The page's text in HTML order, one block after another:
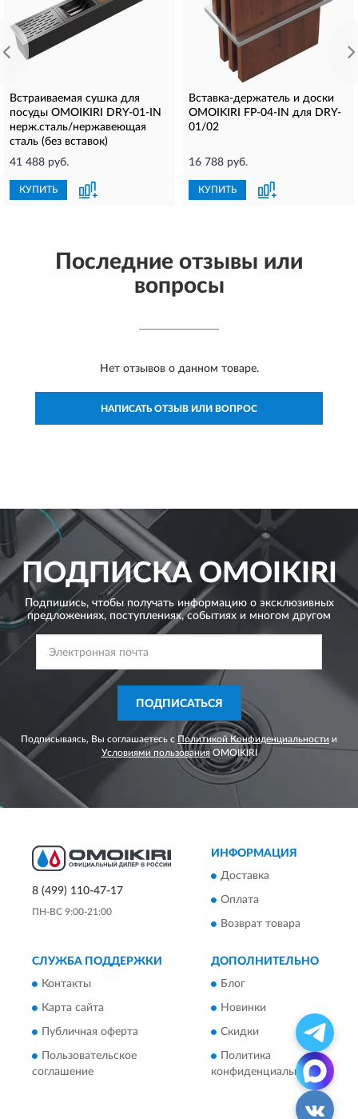
Встраиваемая сушка для
посуды OMOIKIRI DRY-01-IN
нерж.сталь/нержавеющая
сталь (без вставок)
41 488 руб.
КУПИТЬ
Вставка-держатель и доски
OMOIKIRI FP-04-IN для DRY-
01/02
16 788 руб.
КУПИТЬ
Последние отзывы или
вопросы
Нет отзывов о данном товаре.
НАПИСАТЬ ОТЗЫВ ИЛИ ВОПРОС
ПОДПИСКАOMOIKIRI
Подпишись, чтобы получать информацию о эксклюзивных
предложениях, поступлениях, событиях и многом другом
ПОДПИСАТЬСЯ
Подписываясь, Вы соглашаетесь с Политикой Конфиденциальности и
Условиями пользованияOMOIKIRI
8 (499) 110-47-17
ПН-ВС 9:00-21:00
ИНФОРМАЦИЯ
Доставка
Оплата
Возврат товара
СЛУЖБА ПОДДЕРЖКИ
Контакты
Карта сайта
Публичная оферта
Пользовательское
соглашение
ДОПОЛНИТЕЛЬНО
Блог
Новинки
Скидки
Политика
конфиденциальности